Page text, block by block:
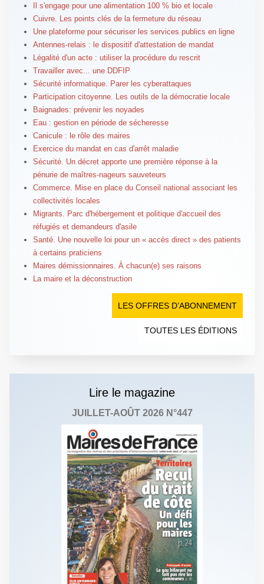
Il s'engage pour une alimentation 100 % bio et locale
Cuivre. Les points clés de la fermeture du réseau
Une plateforme pour sécuriser les services publics en ligne
Antennes-relais : le dispositif d'attestation de mandat
Légalité d'un acte : utiliser la procédure du rescrit
Travailler avec... une DDFIP
Sécurité informatique. Parer les cyberattaques
Participation citoyenne. Les outils de la démocratie locale
Baignades: prévenir les noyades
Eau : gestion en période de sécheresse
Canicule : le rôle des maires
Exercice du mandat en cas d'arrêt maladie
Sécurité. Un décret apporte une première réponse à la
pénurie de maîtres-nageurs sauveteurs
Commerce. Mise en place du Conseil national associant les
collectivités locales
Migrants. Parc d'hébergement et politique d'accueil des
réfugiés et demandeurs d'asile
Santé. Une nouvelle loi pour un « accès direct » des patients
à certains praticiens
Maires démissionnaires. À chacun(e) ses raisons
La maire et la déconstruction
LES OFFRES D’ABONNEMENT
TOUTES LES ÉDITIONS
Lire le magazine
JUILLET-AOÛT 2026 N°447